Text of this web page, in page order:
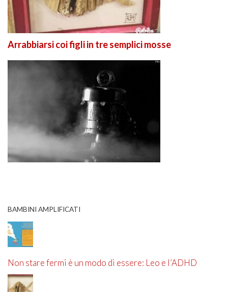
Arrabbiarsi coi figli in tre semplici mosse
BAMBINI AMPLIFICATI
Non stare fermi è un modo di essere: Leo e l’ADHD